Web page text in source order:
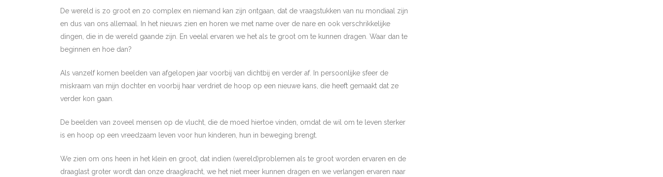
De wereld is zo groot en zo complex en niemand kan zijn ontgaan, dat de vraagstukken van nu mondiaal zijn
en dus van ons allemaal. In het nieuws zien en horen we met name over de nare en ook verschrikkelijke
dingen, die in de wereld gaande zijn. En veelal ervaren we het als te groot om te kunnen dragen. Waar dan te
beginnen en hoe dan?
Als vanzelf komen beelden van afgelopen jaar voorbij van dichtbij en verder af. In persoonlijke sfeer de
miskraam van mijn dochter en voorbij haar verdriet de hoop op een nieuwe kans, die heeft gemaakt dat ze
verder kon gaan.
De beelden van zoveel mensen op de vlucht, die de moed hiertoe vinden, omdat de wil om te leven sterker
is en hoop op een vreedzaam leven voor hun kinderen, hun in beweging brengt.
We zien om ons heen in het klein en groot, dat indien (wereld)problemen als te groot worden ervaren en de
draaglast groter wordt dan onze draagkracht, we het niet meer kunnen dragen en we verlangen ervaren naar